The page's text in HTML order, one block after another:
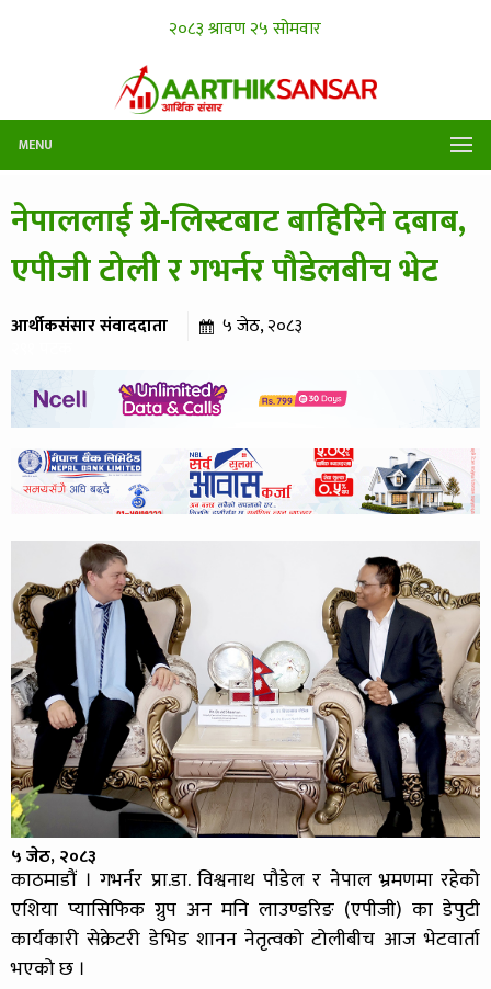
MENU
नेपाललाई ग्रे-लिस्टबाट बाहिरिने दबाब,
एपीजी टोली र गभर्नर पौडेलबीच भेट
आर्थीकसंसार संवाददाता ५ जेठ, २०८३
५ जेठ, २०८३
काठमाडौं । गभर्नर प्रा.डा. विश्वनाथ पौडेल र नेपाल भ्रमणमा रहेको
एशिया प्यासिफिक ग्रुप अन मनि लाउण्डरिङ (एपीजी) का डेपुटी
कार्यकारी सेक्रेटरी डेभिड शानन नेतृत्वको टोलीबीच आज भेटवार्ता
भएको छ ।